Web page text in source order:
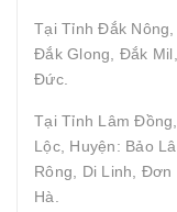
Tại Tỉnh Đắk
Đắk Glong, Đắk
Đức.
Tại Tỉnh Lâm
Lộc, Huyện: Bảo
Rông, Di Linh,
Hà.